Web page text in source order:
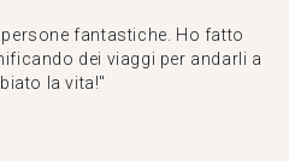
fantastiche. Ho fatto
dei viaggi per andarli a
la vita!"